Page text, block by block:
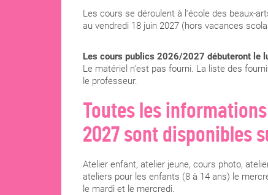
Les cours se déroulent à l'école des beaux-
au vendredi 18 juin 2027 (hors vacances
Les cours publics 2026/2027 débuteront le
Le matériel n'est pas fourni. La liste des
le professeur.
Toutes les
2027 sont disponibles
Atelier enfant, atelier jeune, cours photo,
ateliers pour les enfants (8 à 14 ans) le
le mardi et le mercredi.